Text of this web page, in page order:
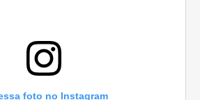
foto no Instagram